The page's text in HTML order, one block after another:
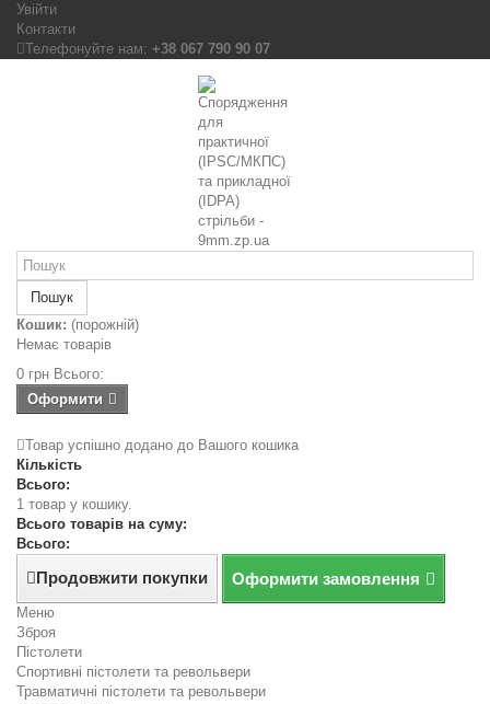
Увійти
Контакти
Телефонуйте нам: +38 067 790 90 07
Пошук
Кошик: (порожній)
Немає товарів
0 грн Всього:
Оформити
Товар успішно додано до Вашого кошика
Кількість
Всього:
1 товар у кошику.
Всього товарів на суму:
Всього:
Продовжити покупки Оформити замовлення
Меню
Зброя
Пістолети
Спортивні пістолети та револьвери
Травматичні пістолети та револьвери